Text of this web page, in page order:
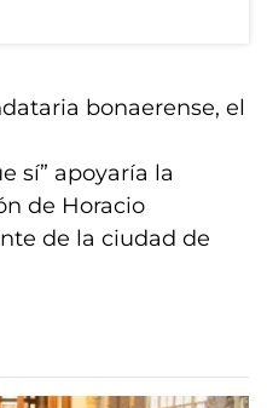
bonaerense, el
sí” apoyaría la
de Horacio
de la ciudad de